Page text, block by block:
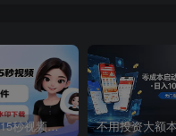
豆包生成15秒视频——浏览器插件：豆包/Dola 视频图片无水印下载 + 解锁15秒视频生成